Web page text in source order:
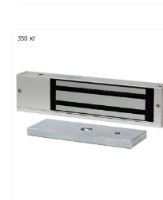
350 кг